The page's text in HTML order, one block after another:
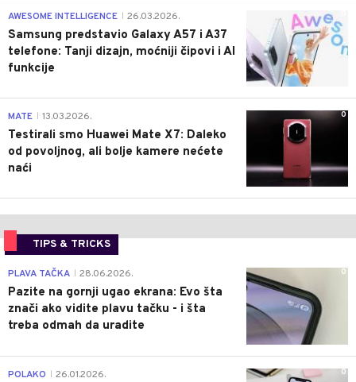
AWESOME INTELLIGENCE 26.03.2026.
Samsung predstavio Galaxy A57 i A37
telefone: Tanji dizajn, moćniji čipovi i AI
funkcije
0
MATE 13.03.2026.
Testirali smo Huawei Mate X7: Daleko
od povoljnog, ali bolje kamere nećete
naći
TIPS & TRICKS
0
PLAVA TAČKA 28.06.2026.
Pazite na gornji ugao ekrana: Evo šta
znači ako vidite plavu tačku - i šta
treba odmah da uradite
0
POLAKO 26.01.2026.